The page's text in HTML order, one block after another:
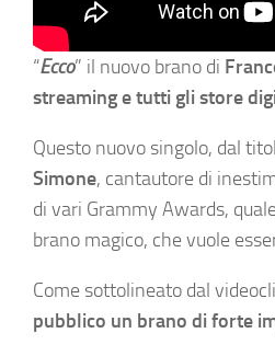
“Ecco” il nuovo brano di
streaming e tutti gli store
Questo nuovo singolo, dal
Simone, cantautore di
di vari Grammy Awards,
brano magico, che vuole
Come sottolineato dal
pubblico un brano di forte